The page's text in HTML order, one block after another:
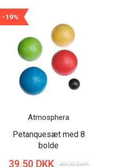
100% FSC
-19%
Atmosphera
Petanquesæt med 8
bolde
39,50 DKK 49,00 DKK